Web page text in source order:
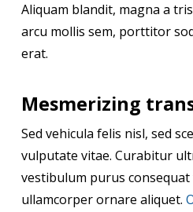
Aliquam blandit, magna a
arcu mollis sem, porttitor
erat.
Mesmerizing
Sed vehicula felis nisl, sed
vulputate vitae. Curabitur
vestibulum purus consequat
ullamcorper ornare aliquet.